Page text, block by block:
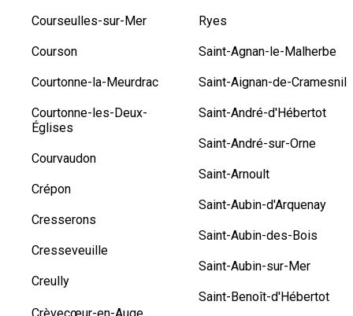
Courseulles-sur-Mer
Courson
Courtonne-la-Meurdrac
Courtonne-les-Deux-
Églises
Courvaudon
Crépon
Cresserons
Cresseveuille
Creully
Ryes
Saint-Agnan-le-Malherbe
Saint-Aignan-de-Cramesnil
Saint-André-d'Hébertot
Saint-André-sur-Orne
Saint-Arnoult
Saint-Aubin-d'Arquenay
Saint-Aubin-des-Bois
Saint-Aubin-sur-Mer
Saint-Benoît-d'Hébertot